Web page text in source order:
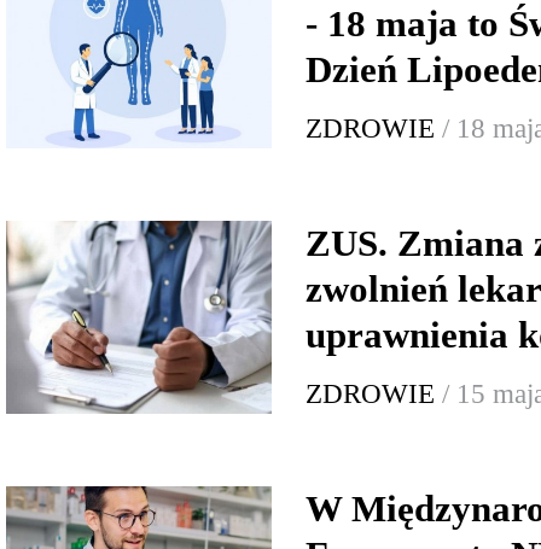
- 18 maja to
Dzień
ZDROWIE / 18
ZUS. Zmiana
zwolnień
uprawnienia
ZDROWIE / 15
W